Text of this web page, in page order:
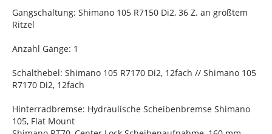
Gangschaltung: Shimano 105 R7150 Di2, 36 Z. an größtem
Ritzel
Anzahl Gänge: 1
Schalthebel: Shimano 105 R7170 Di2, 12fach // Shimano 105
R7170 Di2, 12fach
Hinterradbremse: Hydraulische Scheibenbremse Shimano
105, Flat Mount